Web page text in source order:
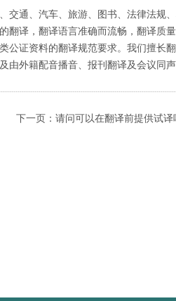
通、汽车、旅游、图书、法律法规
翻译，翻译语言准确而流畅，翻译质
公证资料的翻译规范要求。我们擅长
外籍配音播音、报刊翻译及会议同声
下一页：请问可以在翻译前提供试译